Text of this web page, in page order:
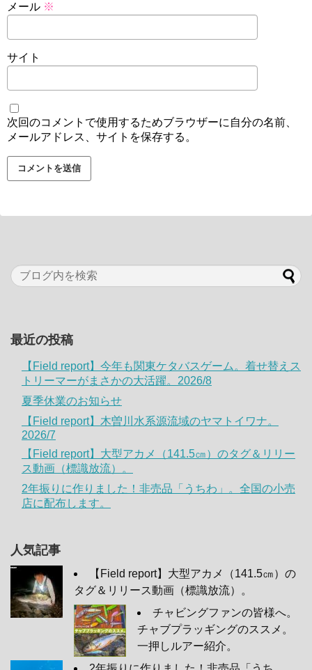
メール ※
サイト
次回のコメントで使用するためブラウザーに自分の名前、
メールアドレス、サイトを保存する。
最近の投稿
【Field report】今年も関東ケタバスゲーム。着せ替えス
トリーマーがまさかの大活躍。2026/8
夏季休業のお知らせ
【Field report】木曽川水系源流域のヤマトイワナ。
2026/7
【Field report】大型アカメ（141.5㎝）のタグ＆リリー
ス動画（標識放流）。
2年振りに作りました！非売品「うちわ」。全国の小売
店に配布します。
人気記事
【Field report】大型アカメ（141.5㎝）の
タグ＆リリース動画（標識放流）。
チャビングファンの皆様へ。
チャブプラッギングのススメ。
一押しルアー紹介。